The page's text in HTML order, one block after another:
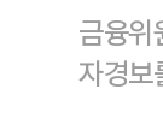
금융
자경